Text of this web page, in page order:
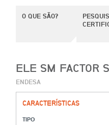
O QUE SÃO?
ELE SM FACTOR
ENDESA
CARACTERÍSTICAS
TIPO